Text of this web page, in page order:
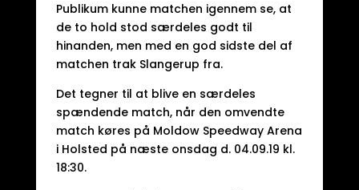
Publikum kunne matchen igennem se, at
de to hold stod særdeles godt til
hinanden, men med en god sidste del af
matchen trak Slangerup fra.
Det tegner til at blive en særdeles
spændende match, når den omvendte
match køres på Moldow Speedway Arena
i Holsted på næste onsdag d. 04.09.19 kl.
18:30.